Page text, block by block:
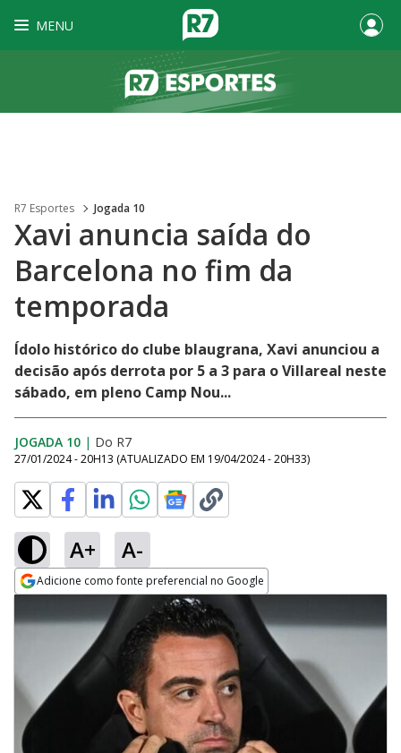
MENU
R7 Esportes Jogada 10
Xavi anuncia saída do
Barcelona no fim da
temporada
Ídolo histórico do clube blaugrana, Xavi anunciou a
decisão após derrota por 5 a 3 para o Villareal neste
sábado, em pleno Camp Nou...
JOGADA 10 | Do R7
27/01/2024 - 20H13 (ATUALIZADO EM 19/04/2024 - 20H33)
A+ A-
Adicione como fonte preferencial no Google
Opens in new window